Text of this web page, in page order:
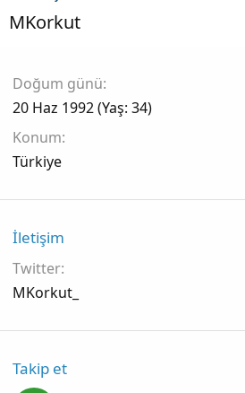
MKorkut
Doğum günü
20 Haz 1992 (Yaş: 34)
Konum
Türkiye
İletişim
Twitter
MKorkut_
Takip et